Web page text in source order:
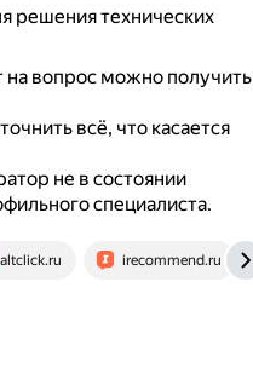
решения технических
на вопрос можно получить
всё, что касается
не в состоянии
специалиста.
altclick.ru irecommend.ru